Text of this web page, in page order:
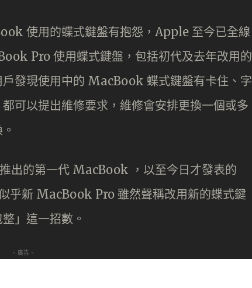
使用的蝶式鍵盤有抱怨，Apple 至今已全線
Pro 使用蝶式鍵盤，包括初代及去年改用的
發現使用中的 MacBook 蝶式鍵盤有卡住、字
可以提出維修要求，維修會安排更換一個或多
出的第一代 MacBook ，以至今日才發表的
乎新 MacBook Pro 雖然聲稱改用新的蝶式鍵
」這一招數。
- 廣告 -